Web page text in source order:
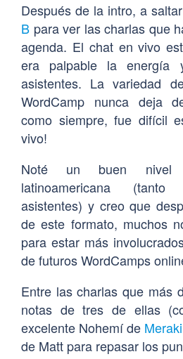
Después de la intro, a
B para ver las charlas que
agenda. El chat en vivo
era palpable la energía
asistentes. La variedad
WordCamp nunca deja
como siempre, fue difícil
vivo!
Noté un buen nivel
latinoamericana
asistentes) y creo que
de este formato, muchos
para estar más
de futuros WordCamps
Entre las charlas que más
notas de tres de ellas
excelente Nohemí de
de Matt para repasar los